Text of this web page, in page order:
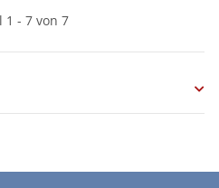
1 - 7 von 7